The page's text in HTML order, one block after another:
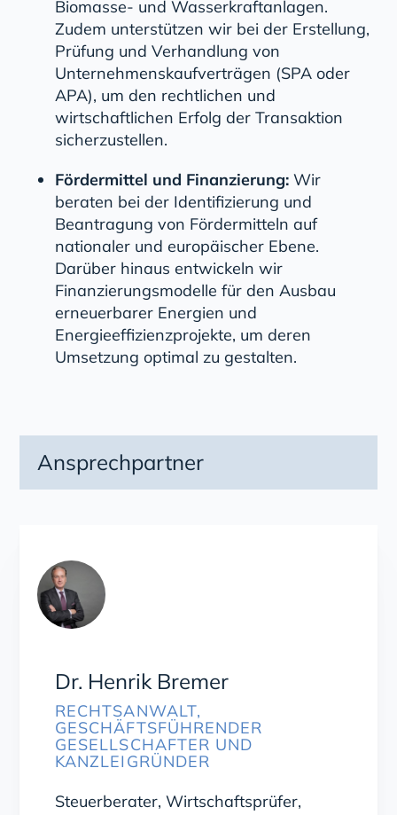
Biomasse- und Wasserkraftanlagen.
Zudem unterstützen wir bei der Erstellung,
Prüfung und Verhandlung von
Unternehmenskaufverträgen (SPA oder
APA), um den rechtlichen und
wirtschaftlichen Erfolg der Transaktion
sicherzustellen.
Fördermittel und Finanzierung: Wir
beraten bei der Identifizierung und
Beantragung von Fördermitteln auf
nationaler und europäischer Ebene.
Darüber hinaus entwickeln wir
Finanzierungsmodelle für den Ausbau
erneuerbarer Energien und
Energieeffizienzprojekte, um deren
Umsetzung optimal zu gestalten.
Ansprechpartner
Dr. Henrik Bremer
RECHTSANWALT,
GESCHÄFTSFÜHRENDER
GESELLSCHAFTER UND
KANZLEIGRÜNDER
Steuerberater, Wirtschaftsprüfer,